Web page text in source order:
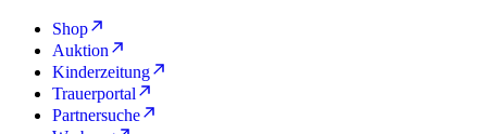
Shop
Auktion
Kinderzeitung
Trauerportal
Partnersuche